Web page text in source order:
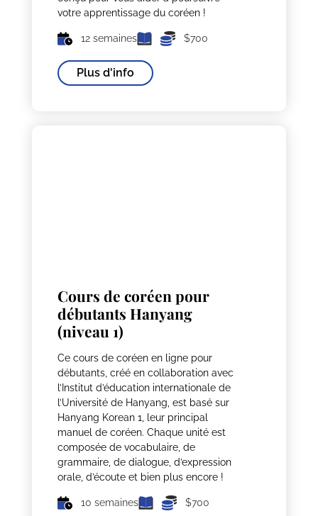
votre apprentissage du coréen !
12 semaines $700
Plus d'info
Cours de coréen pour
débutants Hanyang
(niveau 1)
Ce cours de coréen en ligne pour
débutants, créé en collaboration avec
l’Institut d’éducation internationale de
l’Université de Hanyang, est basé sur
Hanyang Korean 1, leur principal
manuel de coréen. Chaque unité est
composée de vocabulaire, de
grammaire, de dialogue, d’expression
orale, d’écoute et bien plus encore !
10 semaines $700